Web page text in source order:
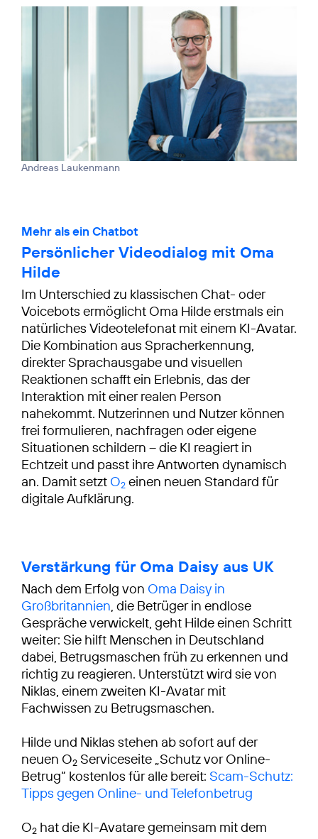
Andreas Laukenmann
Mehr als ein Chatbot
Persönlicher Videodialog mit Oma
Hilde
Im Unterschied zu klassischen Chat- oder
Voicebots ermöglicht Oma Hilde erstmals ein
natürliches Videotelefonat mit einem KI-Avatar.
Die Kombination aus Spracherkennung,
direkter Sprachausgabe und visuellen
Reaktionen schafft ein Erlebnis, das der
Interaktion mit einer realen Person
nahekommt. Nutzerinnen und Nutzer können
frei formulieren, nachfragen oder eigene
Situationen schildern – die KI reagiert in
Echtzeit und passt ihre Antworten dynamisch
an. Damit setzt O2 einen neuen Standard für
digitale Aufklärung.
Verstärkung für Oma Daisy aus UK
Nach dem Erfolg von Oma Daisy in
Großbritannien, die Betrüger in endlose
Gespräche verwickelt, geht Hilde einen Schritt
weiter: Sie hilft Menschen in Deutschland
dabei, Betrugsmaschen früh zu erkennen und
richtig zu reagieren. Unterstützt wird sie von
Niklas, einem zweiten KI-Avatar mit
Fachwissen zu Betrugsmaschen.
Hilde und Niklas stehen ab sofort auf der
neuen O2 Serviceseite „Schutz vor Online-
Betrug“ kostenlos für alle bereit: Scam-Schutz:
Tipps gegen Online- und Telefonbetrug
O2 hat die KI-Avatare gemeinsam mit dem